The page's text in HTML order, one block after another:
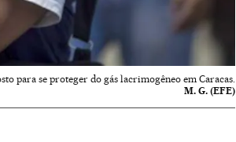
para se proteger do gás lacrimogêneo em Caracas.
M. G. (EFE)